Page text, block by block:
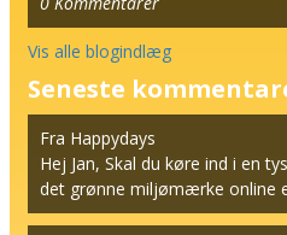
Vis alle blogindlæg
Seneste
Fra Happydays
Hej Jan, Skal du køre ind i en
det grønne miljømærke online